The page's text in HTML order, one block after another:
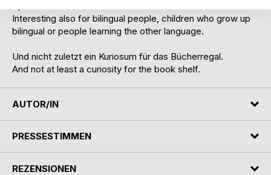
Interesting also for bilingual people, children who grow up
bilingual or people learning the other language.
Und nicht zuletzt ein Kuriosum für das Bücherregal.
And not at least a curiosity for the book shelf.
AUTOR/IN
PRESSESTIMMEN
REZENSIONEN